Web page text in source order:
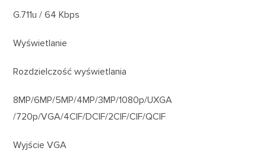
G.711u / 64 Kbps
Wyświetlanie
Rozdzielczość wyświetlania
8MP/6MP/5MP/4MP/3MP/1080p/UXGA
/720p/VGA/4CIF/DCIF/2CIF/CIF/QCIF
Wyjście VGA